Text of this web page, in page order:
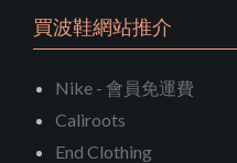
買波鞋網站推介
Nike - 會員免運費
Caliroots
End Clothing